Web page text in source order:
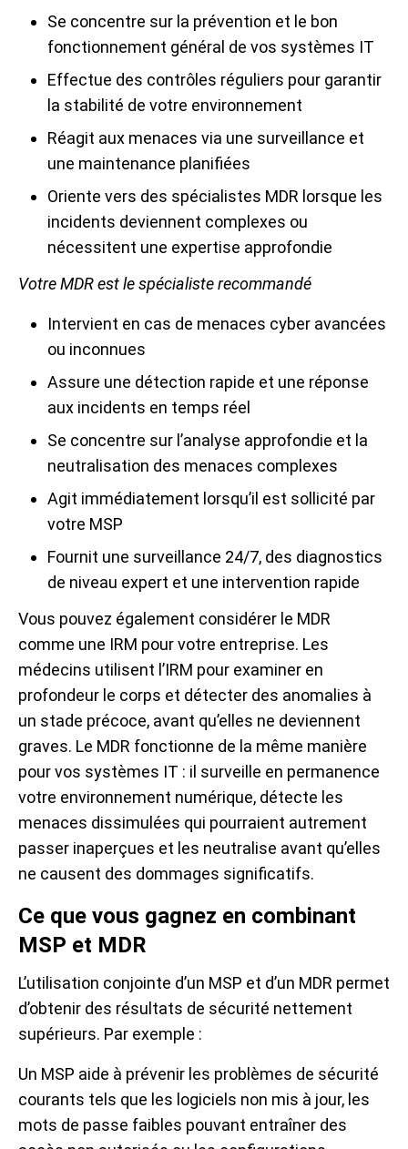
Se concentre sur la prévention et le bon
fonctionnement général de vos systèmes IT
Effectue des contrôles réguliers pour garantir
la stabilité de votre environnement
Réagit aux menaces via une surveillance et
une maintenance planifiées
Oriente vers des spécialistes MDR lorsque les
incidents deviennent complexes ou
nécessitent une expertise approfondie
Votre MDR est le spécialiste recommandé
Intervient en cas de menaces cyber avancées
ou inconnues
Assure une détection rapide et une réponse
aux incidents en temps réel
Se concentre sur l’analyse approfondie et la
neutralisation des menaces complexes
Agit immédiatement lorsqu’il est sollicité par
votre MSP
Fournit une surveillance 24/7, des diagnostics
de niveau expert et une intervention rapide
Vous pouvez également considérer le MDR
comme une IRM pour votre entreprise. Les
médecins utilisent l’IRM pour examiner en
profondeur le corps et détecter des anomalies à
un stade précoce, avant qu’elles ne deviennent
graves. Le MDR fonctionne de la même manière
pour vos systèmes IT : il surveille en permanence
votre environnement numérique, détecte les
menaces dissimulées qui pourraient autrement
passer inaperçues et les neutralise avant qu’elles
ne causent des dommages significatifs.
Ce que vous gagnez en combinant
MSP et MDR
L’utilisation conjointe d’un MSP et d’un MDR permet
d’obtenir des résultats de sécurité nettement
supérieurs. Par exemple :
Un MSP aide à prévenir les problèmes de sécurité
courants tels que les logiciels non mis à jour, les
mots de passe faibles pouvant entraîner des